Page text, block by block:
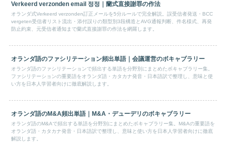
Verkeerd verzonden email 정정｜蘭式直接謝罪の作法
オランダ式Verkeerd verzonden訂正メールを5分ルールで完全解説。誤受信者発送・BCC
vergeten受信者リスト流出・添付誤りの類型別3段構造とAVG通報判断、件名様式、再発
防止約束、元受信者通知まで蘭式直接謝罪の作法を網羅します。
オランダ語のファシリテーション頻出単語｜会議運営のボキャブラリー
オランダ語のファシリテーションで頻出する単語を分野別にまとめたボキャブラリー集。
ファシリテーションの重要語をオランダ語・カタカナ発音・日本語訳で整理し、意味と使
い方を日本人学習者向けに徹底解説します。
オランダ語のM&A頻出単語｜M&A・デューデリのボキャブラリー
オランダ語のM&Aで頻出する単語を分野別にまとめたボキャブラリー集。M&Aの重要語を
オランダ語・カタカナ発音・日本語訳で整理し、意味と使い方を日本人学習者向けに徹底
解説します。